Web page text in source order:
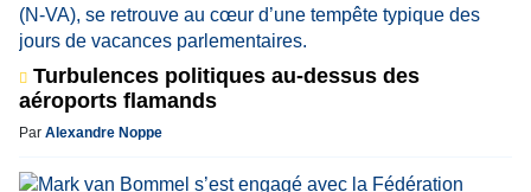
Turbulences politiques au-dessus des
aéroports flamands
Par Alexandre Noppe